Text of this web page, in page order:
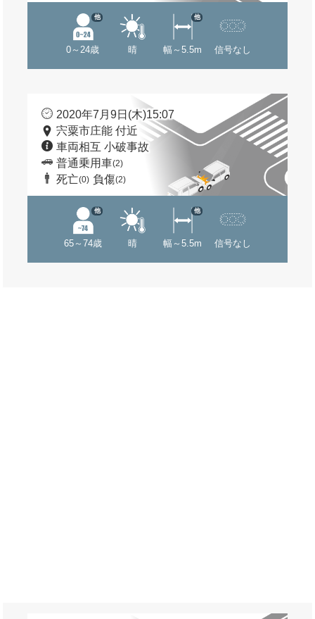
0～24歳
他
晴 幅～5.5m
他
信号なし
2020年7月9日(木)15:07
宍粟市庄能 付近
車両相互 小破事故
普通乗用車(2)
死亡(0) 負傷(2)
65～74歳
他
晴 幅～5.5m
他
信号なし